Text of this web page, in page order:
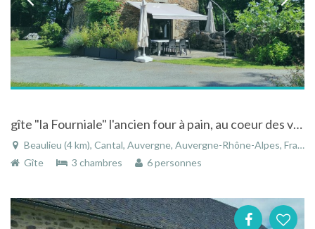
gîte "la Fourniale" l'ancien four à pain, au coeur des volcans d'Auvergne
Beaulieu (4 km), Cantal, Auvergne, Auvergne-Rhône-Alpes, France
Gîte
3 chambres 6 personnes